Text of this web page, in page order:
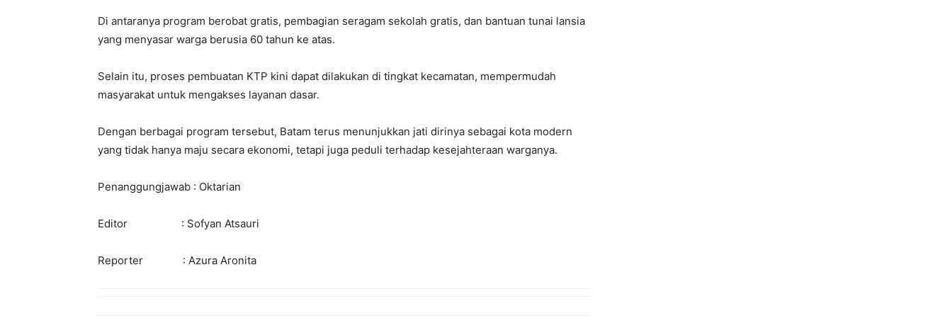
Di antaranya program berobat gratis, pembagian seragam sekolah gratis, dan bantuan tunai lansia
yang menyasar warga berusia 60 tahun ke atas.
Selain itu, proses pembuatan KTP kini dapat dilakukan di tingkat kecamatan, mempermudah
masyarakat untuk mengakses layanan dasar.
Dengan berbagai program tersebut, Batam terus menunjukkan jati dirinya sebagai kota modern
yang tidak hanya maju secara ekonomi, tetapi juga peduli terhadap kesejahteraan warganya.
Penanggungjawab : Oktarian
Editor : Sofyan Atsauri
Reporter : Azura Aronita